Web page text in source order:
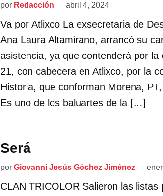
por Redacción abril 4, 2024
Va por Atlixco La exsecretaria de
Ana Laura Altamirano, arrancó su
asistencia, ya que contenderá por la
21, con cabecera en Atlixco, por la
Historia, que conforman Morena,
Es uno de los baluartes de la […]
Será
por Giovanni Jesús Góchez Jiménez
CLAN TRICOLOR Salieron las listas